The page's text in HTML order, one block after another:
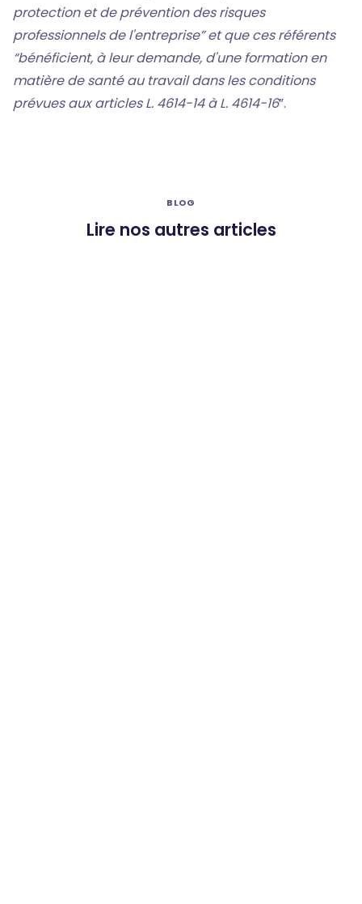
protection et de prévention des risques
professionnels de l'entreprise” et que ces référents
“bénéficient, à leur demande, d'une formation en
matière de santé au travail dans les conditions
prévues aux articles L. 4614-14 à L. 4614-16”.
BLOG
Lire nos autres articles